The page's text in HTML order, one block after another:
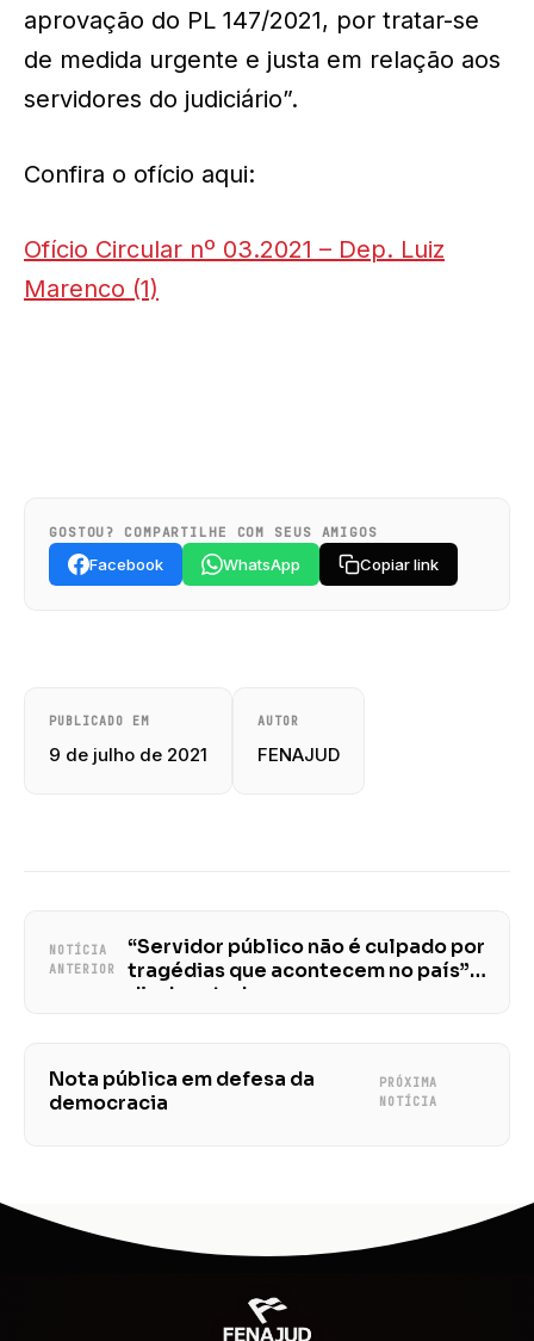
aprovação do PL 147/2021, por tratar-se
de medida urgente e justa em relação aos
servidores do judiciário”.
Confira o ofício aqui:
Ofício Circular nº 03.2021 – Dep. Luiz
Marenco (1)
GOSTOU? COMPARTILHE COM SEUS AMIGOS
Facebook WhatsApp Copiar link
PUBLICADO EM
9 de julho de 2021
AUTOR
FENAJUD
NOTÍCIA
ANTERIOR
“Servidor público não é culpado por
tragédias que acontecem no país”,
diz deputado
Nota pública em defesa da
democracia
PRÓXIMA
NOTÍCIA